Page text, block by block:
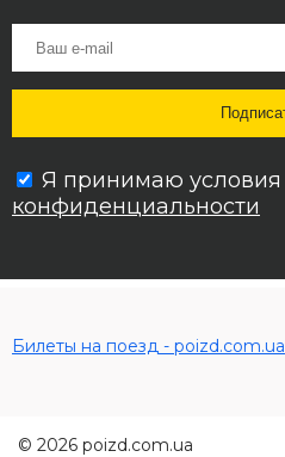
Я принимаю условия
конфиденциальности
Билеты на поезд - poizd.com.ua
© 2026 poizd.com.ua